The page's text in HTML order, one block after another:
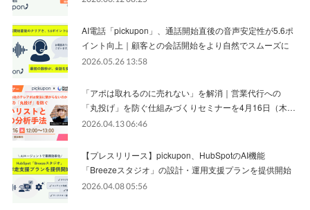
AI電話「pickupon」、通話開始直後の音声安定性が5.6ポ
イント向上｜顧客との会話開始をより自然でスムーズに
2026.05.26 13:58
「アポは取れるのに売れない」を解消｜営業代行への
「丸投げ」を防ぐ仕組みづくりセミナーを4月16日（木…
2026.04.13 06:46
【プレスリリース】pickupon、HubSpotのAI機能
「Breezeスタジオ」の設計・運用支援プランを提供開始
2026.04.08 05:56